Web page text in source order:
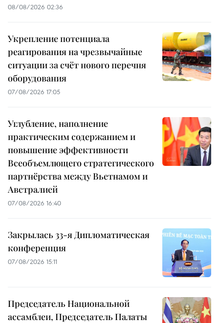
08/08/2026 02:36
Укрепление потенциала
реагирования на чрезвычайные
ситуации за счёт нового перечня
оборудования
07/08/2026 17:05
Углубление, наполнение
практическим содержанием и
повышение эффективности
Всеобъемлющего стратегического
партнёрства между Вьетнамом и
Австралией
07/08/2026 16:40
Закрылась 33-я Дипломатическая
конференция
07/08/2026 15:11
Председатель Национальной
ассамблеи, Председатель Палаты